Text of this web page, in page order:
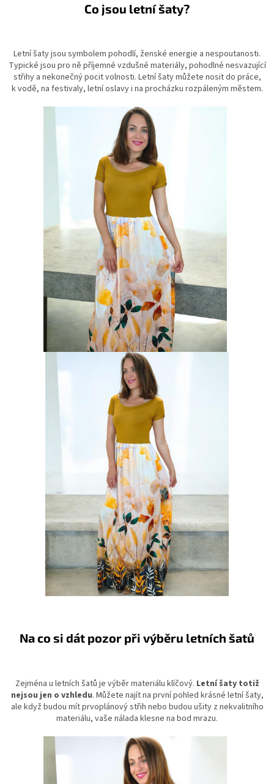
Co jsou letní šaty?
Letní šaty jsou symbolem pohodlí, ženské energie a nespoutanosti.
Typické jsou pro ně příjemné vzdušné materiály, pohodlné nesvazující
střihy a nekonečný pocit volnosti. Letní šaty můžete nosit do práce,
k vodě, na festivaly, letní oslavy i na procházku rozpáleným městem.
Na co si dát pozor při výběru letních šatů
Zejména u letních šatů je výběr materiálu klíčový. Letní šaty totiž
nejsou jen o vzhledu. Můžete najít na první pohled krásné letní šaty,
ale když budou mít prvoplánový střih nebo budou ušity z nekvalitního
materiálu, vaše nálada klesne na bod mrazu.